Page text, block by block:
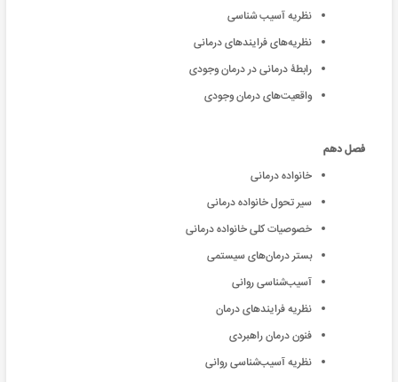
نظریه آسیب شناسی
نظریه‌های فرایندهای درمانی
رابطۀ درمانی در درمان وجودی
واقعیت‌های درمان وجودی
فصل دهم
خانواده درمانی
سیر تحول خانواده درمانی
خصوصیات کلی خانواده درمانی
بستر درمان‌های سیستمی
آسیب‌شناسی روانی
نظریه فرایندهای درمان
فنون درمان راهبردی
نظریه آسیب‌شناسی روانی